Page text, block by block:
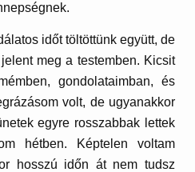
időt töltöttünk együtt, de
meg a testemben. Kicsit
gondolataimban, és
volt, de ugyanakkor
egyre rosszabbak lettek
hétben. Képtelen voltam
hosszú időn át nem tudsz